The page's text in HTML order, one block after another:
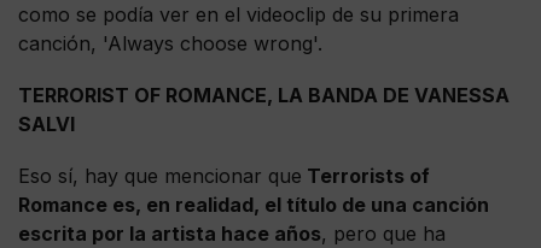
como se podía ver en el videoclip de su primera
canción, 'Always choose wrong'.
TERRORIST OF ROMANCE, LA BANDA DE VANESSA
SALVI
Eso sí, hay que mencionar que Terrorists of
Romance es, en realidad, el título de una canción
escrita por la artista hace años, pero que ha